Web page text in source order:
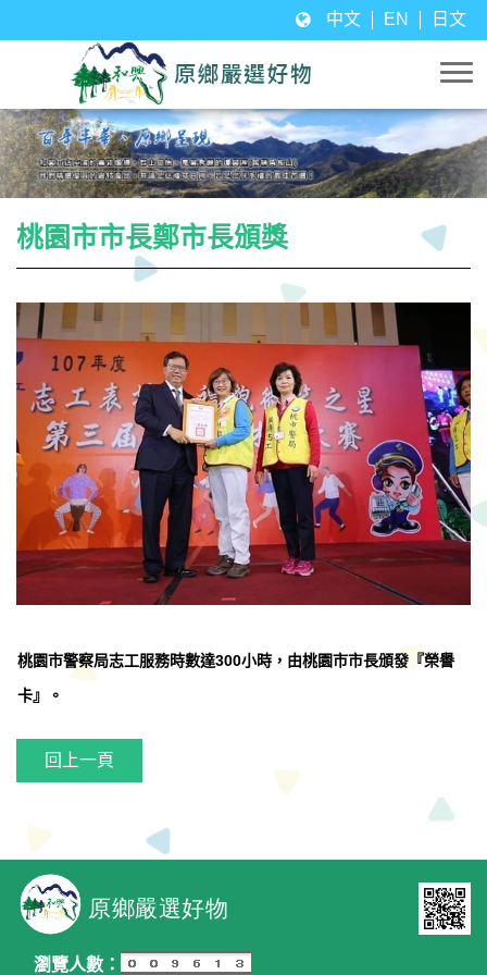
中文 EN 日文
桃園市市長鄭市長頒獎
桃園市警察局志工服務時數達300小時，由桃園市市長頒發『榮譽
卡』。
回上一頁
瀏覽人數：